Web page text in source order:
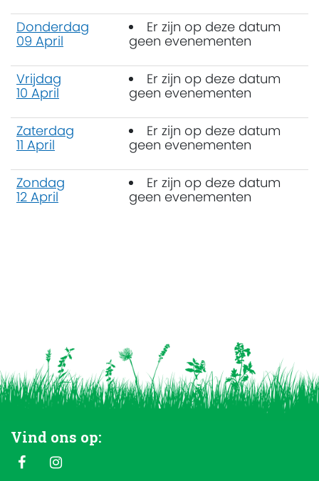
Donderdag
09 April
Er zijn op deze datum
geen evenementen
Vrijdag
10 April
Er zijn op deze datum
geen evenementen
Zaterdag
11 April
Er zijn op deze datum
geen evenementen
Zondag
12 April
Er zijn op deze datum
geen evenementen
Vind ons op: